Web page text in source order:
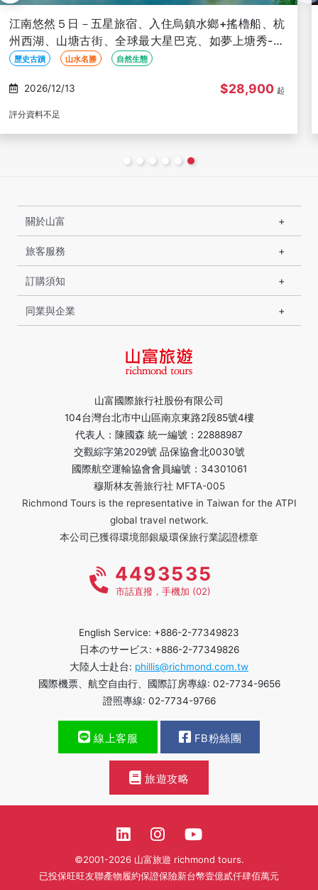
江南潮時尚６日~濮院古鎮、拈花灣、杭州西湖遊船、
廣富林水下博物館、泰晤士小鎮、清明橋、岳家大院-
高雄出發(文化參訪)
世界遺產 歷史古蹟 山水名勝
2026/12/10 $30,500
評分資料不足
山富國際旅行社股份有限公司
104台灣台北市中山區南京東路2段85號4樓
代表人：陳國森 統一編號：22888987
交觀綜字第2029號 品保協會北0030號
國際航空運輸協會會員編號：34301061
穆斯林友善旅行社 MFTA-005
Richmond Tours is the representative in Taiwan for the ATPI
global travel network.
本公司已獲得環境部銀級環保旅行業認證標章
關於山富
旅客服務
訂購須知
同業與企業
4493535
市話直撥，手機加 (02)
English Service: +886-2-77349823
日本のサービス: +886-2-77349826
大陸人士赴台: phillis@richmond.com.tw
國際機票、航空自由行、國際訂房專線: 02-7734-9656
證照專線: 02-7734-9766
線上客服 FB粉絲團
旅遊攻略
©2001-2026 山富旅遊 richmond tours.
已投保旺旺友聯產物履約保證保險新台幣壹億貳仟肆佰萬元